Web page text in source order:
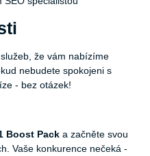
že vám nabízíme
nebudete spokojeni s
- bez otázek!
Boost Pack a začněte svou
Vaše konkurence nečeká -